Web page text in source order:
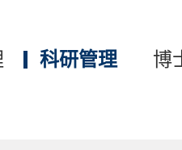
科研管理 博